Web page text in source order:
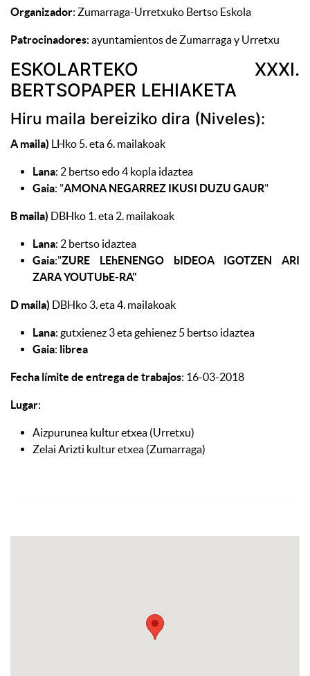
Organizador: Zumarraga-Urretxuko Bertso Eskola
Patrocinadores: ayuntamientos de Zumarraga y Urretxu
ESKOLARTEKO XXXI.
BERTSOPAPER LEHIAKETA
Hiru maila bereiziko dira (Niveles):
A maila) LHko 5. eta 6. mailakoak
Lana: 2 bertso edo 4 kopla idaztea
Gaia: "AMONA NEGARREZ IKUSI DUZU GAUR"
B maila) DBHko 1. eta 2. mailakoak
Lana: 2 bertso idaztea
Gaia:"ZURE LEhENENGO bIDEOA IGOTZEN ARI
ZARA YOUTUbE-RA"
D maila) DBHko 3. eta 4. mailakoak
Lana: gutxienez 3 eta gehienez 5 bertso idaztea
Gaia: librea
Fecha límite de entrega de trabajos: 16-03-2018
Lugar:
Aizpurunea kultur etxea (Urretxu)
Zelai Arizti kultur etxea (Zumarraga)